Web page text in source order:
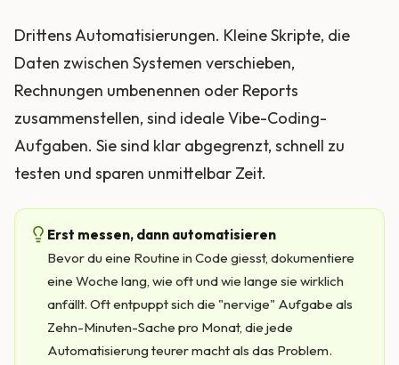
Drittens Automatisierungen. Kleine Skripte, die
Daten zwischen Systemen verschieben,
Rechnungen umbenennen oder Reports
zusammenstellen, sind ideale Vibe-Coding-
Aufgaben. Sie sind klar abgegrenzt, schnell zu
testen und sparen unmittelbar Zeit.
Erst messen, dann automatisieren
Bevor du eine Routine in Code giesst, dokumentiere
eine Woche lang, wie oft und wie lange sie wirklich
anfällt. Oft entpuppt sich die "nervige" Aufgabe als
Zehn-Minuten-Sache pro Monat, die jede
Automatisierung teurer macht als das Problem.